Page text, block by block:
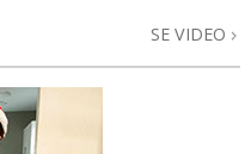
SE VIDEO